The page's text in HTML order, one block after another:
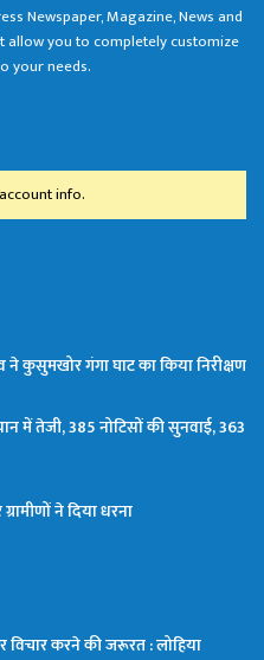
Newspaper, Magazine, News and
allow you to completely customize
your needs.
info.
कुसुमखोर गंगा घाट का किया निरीक्षण
में तेजी, 385 नोटिसों की सुनवाई, 363
ने दिया धरना
विचार करने की जरूरत : लोहिया